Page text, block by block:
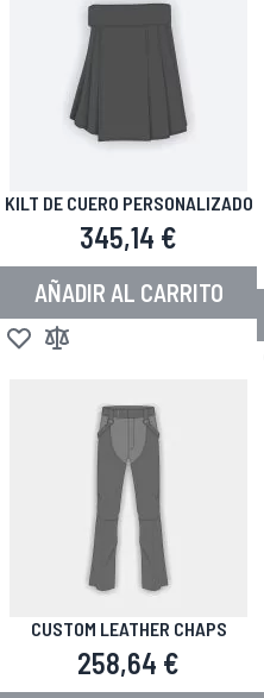
KILT DE CUERO PERSONALIZADO
345,14 €
AÑADIR AL CARRITO
Añadir a la Lista de Deseos
Añadir para comparar
CUSTOM LEATHER CHAPS
258,64 €